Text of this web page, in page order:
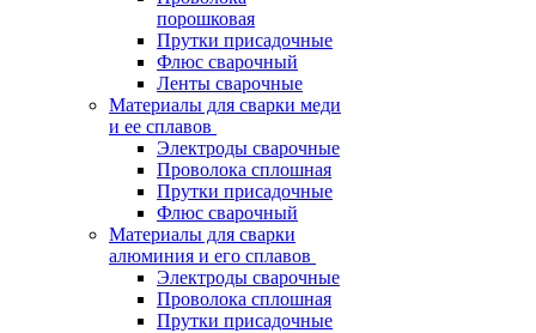
порошковая
Прутки присадочные
Флюс сварочный
Ленты сварочные
Материалы для сварки меди
и ее сплавов
Электроды сварочные
Проволока сплошная
Прутки присадочные
Флюс сварочный
Материалы для сварки
алюминия и его сплавов
Электроды сварочные
Проволока сплошная
Прутки присадочные